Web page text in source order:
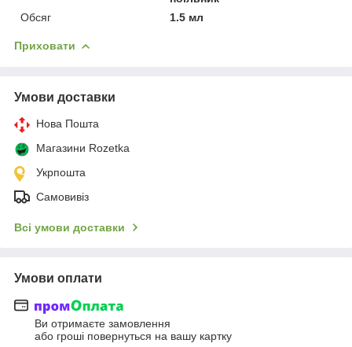
Обсяг
1.5 мл
Приховати
Умови доставки
Нова Пошта
Магазини Rozetka
Укрпошта
Самовивіз
Всі умови доставки
Умови оплати
Ви отримаєте замовлення
або гроші повернуться на вашу картку